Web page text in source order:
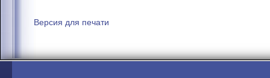
Версия для печати